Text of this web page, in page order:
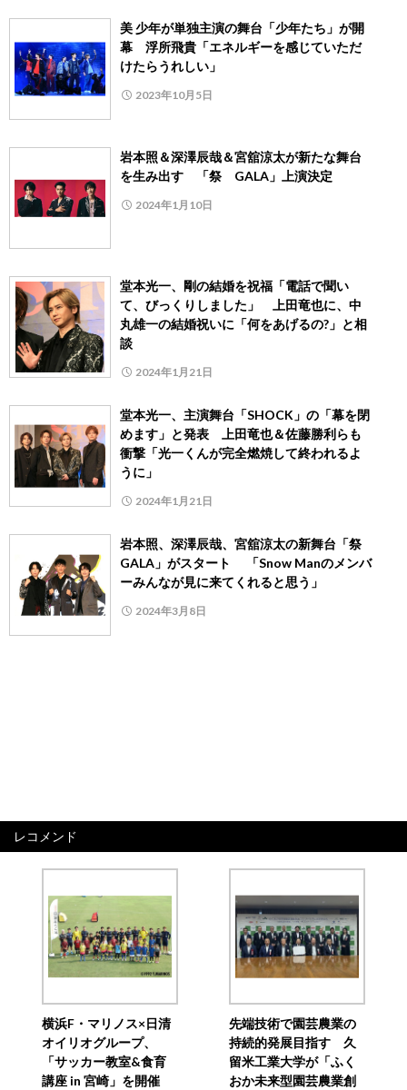
美 少年が単独主演の舞台「少年たち」が開
幕 浮所飛貴「エネルギーを感じていただ
けたらうれしい」
2023年10月5日
岩本照＆深澤辰哉＆宮舘涼太が新たな舞台
を生み出す 「祭 GALA」上演決定
2024年1月10日
堂本光一、剛の結婚を祝福「電話で聞い
て、びっくりしました」 上田竜也に、中
丸雄一の結婚祝いに「何をあげるの?」と相
談
2024年1月21日
堂本光一、主演舞台「SHOCK」の「幕を閉
めます」と発表 上田竜也＆佐藤勝利らも
衝撃「光一くんが完全燃焼して終われるよ
うに」
2024年1月21日
岩本照、深澤辰哉、宮舘涼太の新舞台「祭
GALA」がスタート 「Snow Manのメンバ
ーみんなが見に来てくれると思う」
2024年3月8日
レコメンド
横浜F・マリノス×日清
オイリオグループ、
「サッカー教室&食育
講座 in 宮崎」を開催
先端技術で園芸農業の
持続的発展目指す 久
留米工業大学が「ふく
おか未来型園芸農業創